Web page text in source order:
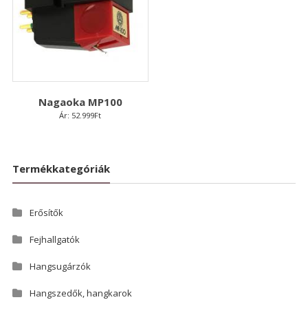
Nagaoka MP100
Ár: 52.999Ft
Termékkategóriák
Erősítők
Fejhallgatók
Hangsugárzók
Hangszedők, hangkarok